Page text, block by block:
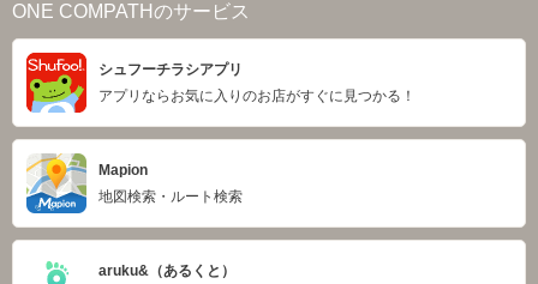
ONE COMPATHのサービス
シュフーチラシアプリ
アプリならお気に入りのお店がすぐに見つかる！
Mapion
地図検索・ルート検索
aruku&（あるくと）